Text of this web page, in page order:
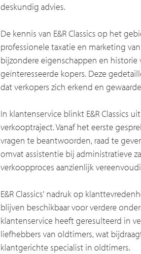
deskundig advies.
De kennis van E&R Classics op het
professionele taxatie en marketing
bijzondere eigenschappen en
geïnteresseerde kopers. Deze
dat verkopers zich erkend en
In klantenservice blinkt E&R Classics
verkooptraject. Vanaf het eerste
vragen te beantwoorden, raad te
omvat assistentie bij administratieve
verkoopproces aanzienlijk
E&R Classics' nadruk op
blijven beschikbaar voor verdere
klantenservice heeft geresulteerd in
liefhebbers van oldtimers, wat
klantgerichte specialist in oldtimers.